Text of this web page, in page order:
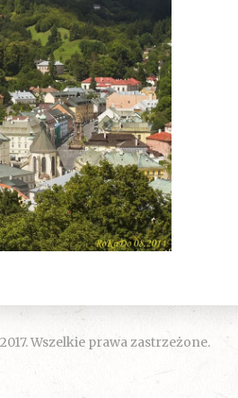
Wszelkie prawa zastrzeżone.